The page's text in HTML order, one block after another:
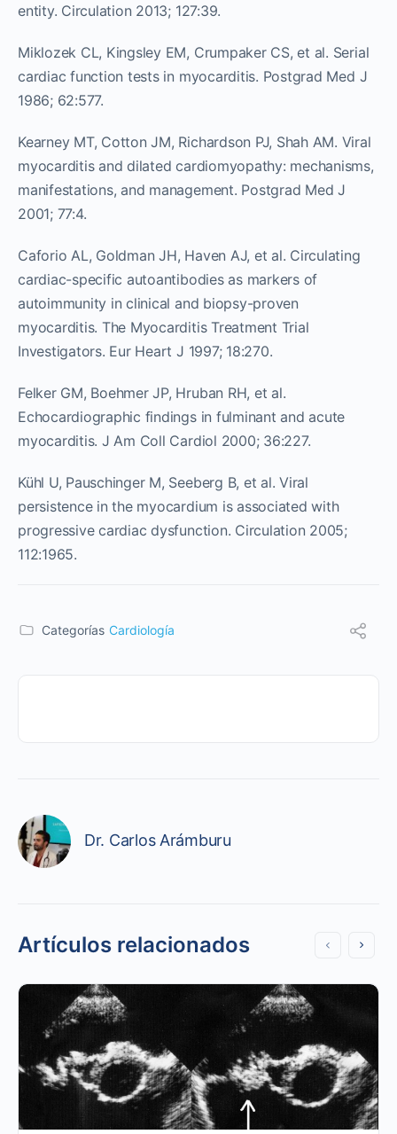
entity. Circulation 2013; 127:39.
Miklozek CL, Kingsley EM, Crumpaker CS, et al. Serial
cardiac function tests in myocarditis. Postgrad Med J
1986; 62:577.
Kearney MT, Cotton JM, Richardson PJ, Shah AM. Viral
myocarditis and dilated cardiomyopathy: mechanisms,
manifestations, and management. Postgrad Med J
2001; 77:4.
Caforio AL, Goldman JH, Haven AJ, et al. Circulating
cardiac-specific autoantibodies as markers of
autoimmunity in clinical and biopsy-proven
myocarditis. The Myocarditis Treatment Trial
Investigators. Eur Heart J 1997; 18:270.
Felker GM, Boehmer JP, Hruban RH, et al.
Echocardiographic findings in fulminant and acute
myocarditis. J Am Coll Cardiol 2000; 36:227.
Kühl U, Pauschinger M, Seeberg B, et al. Viral
persistence in the myocardium is associated with
progressive cardiac dysfunction. Circulation 2005;
112:1965.
Categorías Cardiología
Dr. Carlos Arámburu
Artículos relacionados